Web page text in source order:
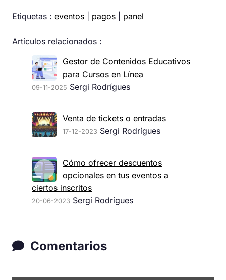
Etiquetas : eventos pagos panel
Artículos relacionados :
Gestor de Contenidos Educativos
para Cursos en Línea
09-11-2025 Sergi Rodrígues
Venta de tickets o entradas
17-12-2023 Sergi Rodrígues
Cómo ofrecer descuentos
opcionales en tus eventos a
ciertos inscritos
20-06-2023 Sergi Rodrígues
Comentarios